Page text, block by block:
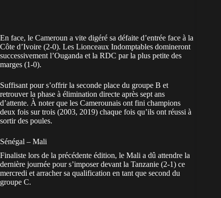
En face, le Cameroun a vite digéré sa défaite d’entrée face à la
Côte d’Ivoire (2-0). Les Lionceaux Indomptables domineront
successivement l’Ouganda et la RDC par la plus petite des
marges (1-0).
Suffisant pour s’offrir la seconde place du groupe B et
retrouver la phase à élimination directe après sept ans
d’attente. À noter que les Camerounais ont fini champions
deux fois sur trois (2003, 2019) chaque fois qu’ils ont réussi à
sortir des poules.
Sénégal – Mali
Finaliste lors de la précédente édition, le Mali a dû attendre la
dernière journée pour s’imposer devant la Tanzanie (2-1) ce
mercredi et arracher sa qualification en tant que second du
groupe C.